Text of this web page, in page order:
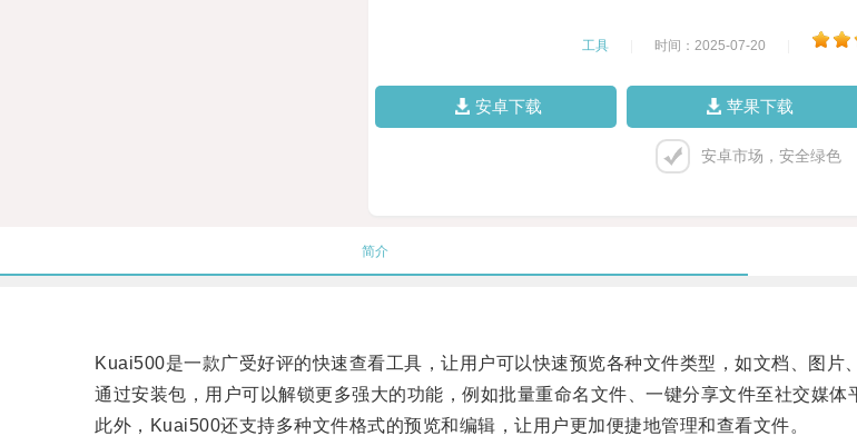
工具 时间：2025-07-20
安卓下载 苹果下载
安卓市场，安全绿色
简介
Kuai500是一款广受好评的快速查看工具，让用户可以快速预览各种文件类型，如文档、图片
通过安装包，用户可以解锁更多强大的功能，例如批量重命名文件、一键分享文件至社交媒体
此外，Kuai500还支持多种文件格式的预览和编辑，让用户更加便捷地管理和查看文件。